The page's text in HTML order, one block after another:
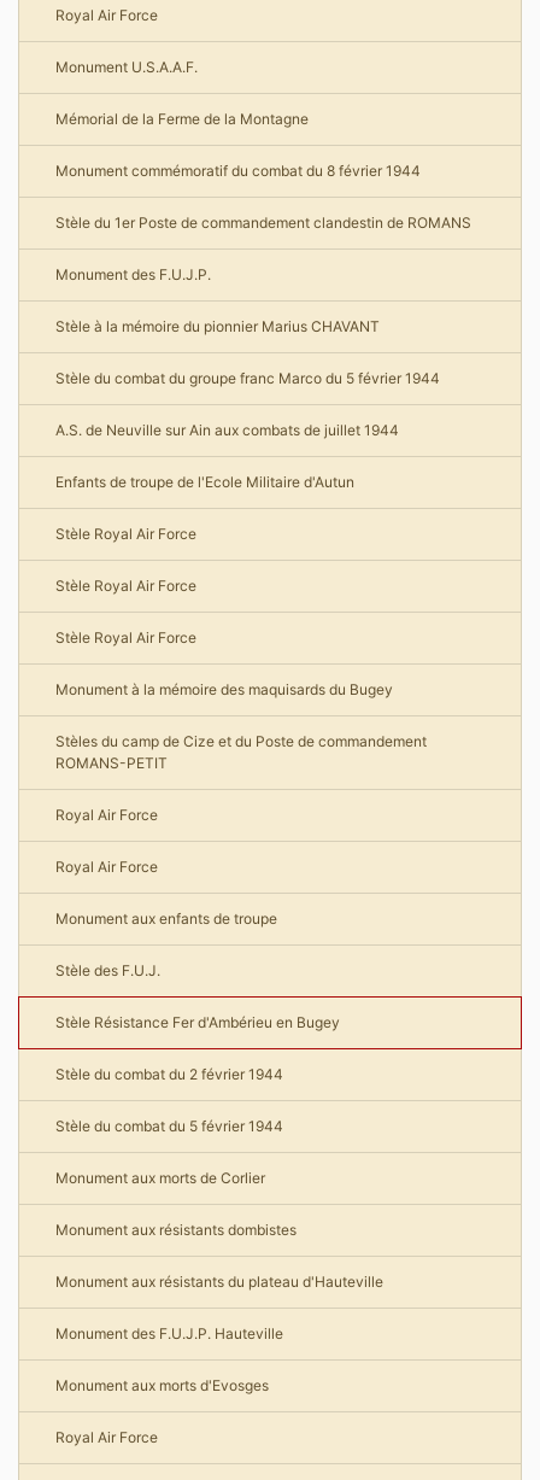
Royal Air Force
Monument U.S.A.A.F.
Mémorial de la Ferme de la Montagne
Monument commémoratif du combat du 8 février 1944
Stèle du 1er Poste de commandement clandestin de ROMANS
Monument des F.U.J.P.
Stèle à la mémoire du pionnier Marius CHAVANT
Stèle du combat du groupe franc Marco du 5 février 1944
A.S. de Neuville sur Ain aux combats de juillet 1944
Enfants de troupe de l'Ecole Militaire d'Autun
Stèle Royal Air Force
Stèle Royal Air Force
Stèle Royal Air Force
Monument à la mémoire des maquisards du Bugey
Stèles du camp de Cize et du Poste de commandement
ROMANS-PETIT
Royal Air Force
Royal Air Force
Monument aux enfants de troupe
Stèle des F.U.J.
Stèle Résistance Fer d'Ambérieu en Bugey
Stèle du combat du 2 février 1944
Stèle du combat du 5 février 1944
Monument aux morts de Corlier
Monument aux résistants dombistes
Monument aux résistants du plateau d'Hauteville
Monument des F.U.J.P. Hauteville
Monument aux morts d'Evosges
Royal Air Force